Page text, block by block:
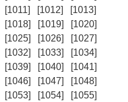
[1011] [1012]
[1013]
[1018] [1019]
[1020]
[1025] [1026]
[1027]
[1032] [1033]
[1034]
[1039] [1040]
[1041]
[1046] [1047]
[1048]
[1053] [1054]
[1055]